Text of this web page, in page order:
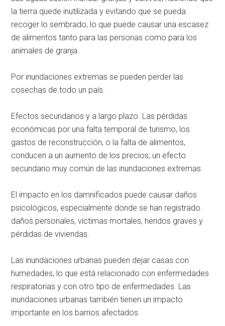
la tierra quede inutilizada y evitando que se pueda
recoger lo sembrado, lo que puede causar una escasez
de alimentos tanto para las personas como para los
animales de granja.
Por inundaciones extremas se pueden perder las
cosechas de todo un país.
Efectos secundarios y a largo plazo. Las pérdidas
económicas por una falta temporal de turismo, los
gastos de reconstrucción, o la falta de alimentos,
conducen a un aumento de los precios; un efecto
secundario muy común de las inundaciones extremas.
El impacto en los damnificados puede causar daños
psicológicos, especialmente donde se han registrado
daños personales, víctimas mortales, heridos graves y
pérdidas de viviendas.
Las inundaciones urbanas pueden dejar casas con
humedades, lo que está relacionado con enfermedades
respiratorias y con otro tipo de enfermedades. Las
inundaciones urbanas también tienen un impacto
importante en los barrios afectados.